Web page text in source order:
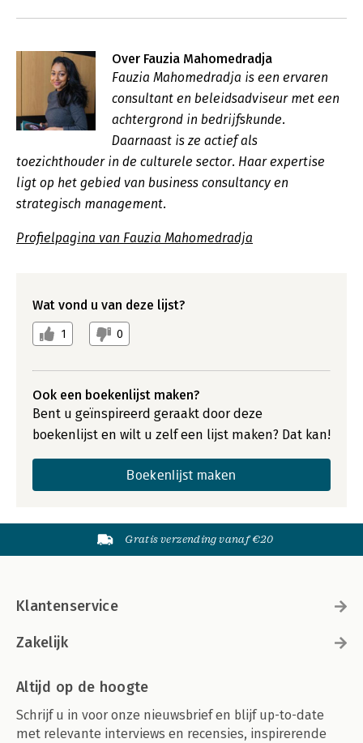
Over Fauzia Mahomedradja
Fauzia Mahomedradja is een ervaren
consultant en beleidsadviseur met een
achtergrond in bedrijfskunde.
Daarnaast is ze actief als
toezichthouder in de culturele sector. Haar expertise
ligt op het gebied van business consultancy en
strategisch management.
Profielpagina van Fauzia Mahomedradja
Wat vond u van deze lijst?
1 0
Ook een boekenlijst maken?
Bent u geïnspireerd geraakt door deze
boekenlijst en wilt u zelf een lijst maken? Dat kan!
Boekenlijst maken
Gratis verzending vanaf €20
Klantenservice
Zakelijk
Altijd op de hoogte
Schrijf u in voor onze nieuwsbrief en blijf up-to-date
met relevante interviews en recensies, inspirerende